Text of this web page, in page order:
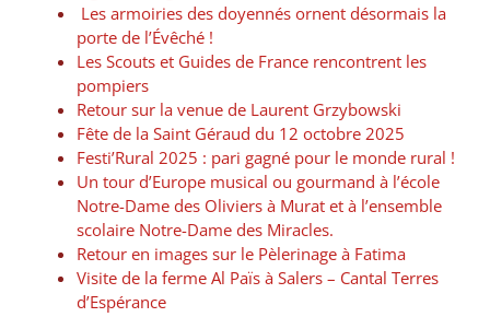
Les armoiries des doyennés ornent désormais la
porte de l’Évêché !
Les Scouts et Guides de France rencontrent les
pompiers
Retour sur la venue de Laurent Grzybowski
Fête de la Saint Géraud du 12 octobre 2025
Festi’Rural 2025 : pari gagné pour le monde rural !
Un tour d’Europe musical ou gourmand à l’école
Notre-Dame des Oliviers à Murat et à l’ensemble
scolaire Notre-Dame des Miracles.
Retour en images sur le Pèlerinage à Fatima
Visite de la ferme Al Païs à Salers – Cantal Terres
d’Espérance